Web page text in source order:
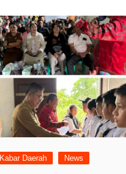
Kabar Daerah News